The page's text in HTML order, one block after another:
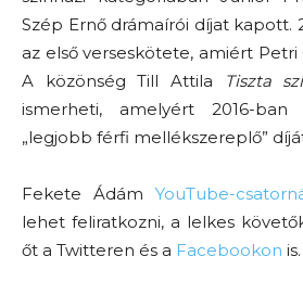
Szép Ernő drámaírói díjat kapott.
az első verseskötete, amiért
A közönség Till Attila
Tiszta
ismerheti, amelyért 2016-
„legjobb férfi mellékszereplő”
Fekete Ádám YouTube-
lehet feliratkozni, a lelkes
őt a Twitteren és a Facebookon is.